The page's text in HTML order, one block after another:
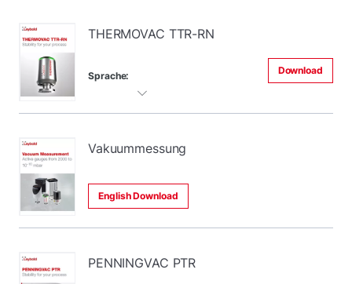
THERMOVAC TTR-RN
Sprache: Download
Vakuummessung
English Download
PENNINGVAC PTR